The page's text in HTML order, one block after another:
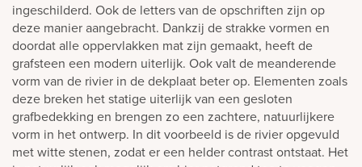
ingeschilderd. Ook de letters van de opschriften zijn op
deze manier aangebracht. Dankzij de strakke vormen en
doordat alle oppervlakken mat zijn gemaakt, heeft de
grafsteen een modern uiterlijk. Ook valt de meanderende
vorm van de rivier in de dekplaat beter op. Elementen zoals
deze breken het statige uiterlijk van een gesloten
grafbedekking en brengen zo een zachtere, natuurlijkere
vorm in het ontwerp. In dit voorbeeld is de rivier opgevuld
met witte stenen, zodat er een helder contrast ontstaat. Het